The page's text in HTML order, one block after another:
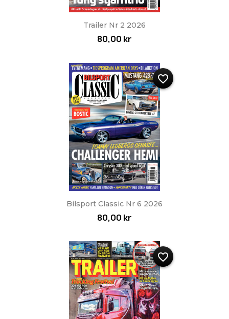
Trailer Nr 2 2026
80,00 kr
Bilsport Classic Nr 6 2026
80,00 kr
favorite_border
favorite_border